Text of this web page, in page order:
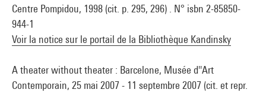
Centre Pompidou, 1998 (cit. p. 295, 296) . N° isbn 2-85850-
944-1
Voir la notice sur le portail de la Bibliothèque Kandinsky
A theater without theater : Barcelone, Musée d''Art
Contemporain, 25 mai 2007 - 11 septembre 2007 (cit. et repr.